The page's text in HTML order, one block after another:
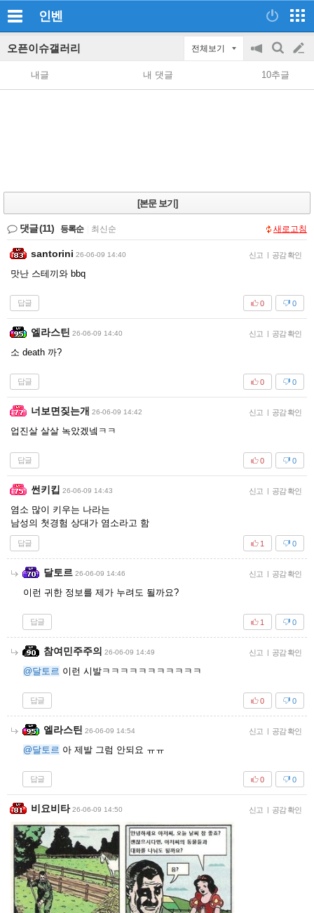
인벤
오픈이슈갤러리 전체보기
공
지
on/off
검
색
글
쓰
내글 내 댓글 10추글
[본문 보기]
댓글(11) 등록순 최신순 새로고침
santorini 26-06-09 14:40 신고 | 공감 확인
맛난 스테끼와 bbq
답글 0
0
엘라스틴 26-06-09 14:40 신고 | 공감 확인
소 death 까?
답글 0
0
너보면짖는개 26-06-09 14:42 신고 | 공감 확인
업진살 살살 녹았겠넼ㅋㅋ
답글 0
0
썬키킵 26-06-09 14:43 신고 | 공감 확인
염소 많이 키우는 나라는
남성의 첫경험 상대가 염소라고 함
답글 0
1
달토르 26-06-09 14:46 신고 | 공감 확인
이런 귀한 정보를 제가 누려도 될까요?
답글 0
1
참여민주주의 26-06-09 14:49 신고 | 공감 확인
@달토르 이런 시발ㅋㅋㅋㅋㅋㅋㅋㅋㅋㅋㅋ
답글 0
0
엘라스틴 26-06-09 14:54 신고 | 공감 확인
@달토르 아 제발 그럼 안되요 ㅠㅠ
답글 0
0
비요비타 26-06-09 14:50 신고 | 공감 확인